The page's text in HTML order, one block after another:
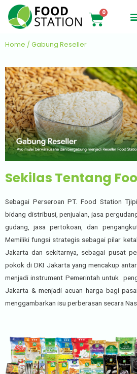
Home / Gabung Reseller
Sekilas Tentang
Sebagai Perseroan PT. Food Station
bidang distribusi, penjualan, jasa
gudang, jasa pertokoan, dan
Memiliki fungsi strategis sebagai pilar
Jakarta dan sekitarnya, sebagai pusat
pokok di DKI Jakarta yang mencakup
menjadi instrument Pemerintah untuk
Jakarta & menjadi acuan harga bagi
menggambarkan isu perberasan secara